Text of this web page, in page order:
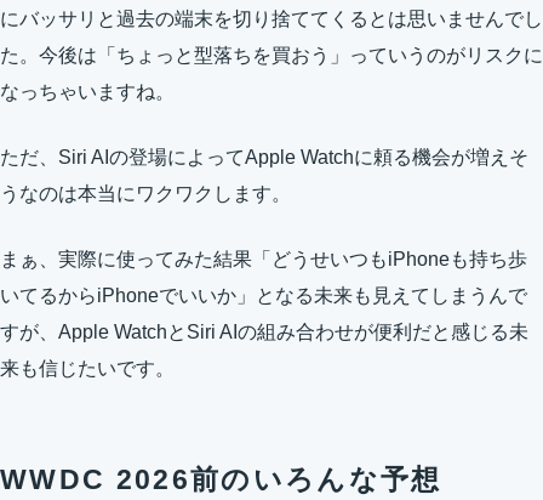
にバッサリと過去の端末を切り捨ててくるとは思いませんでし
た。今後は「ちょっと型落ちを買おう」っていうのがリスクに
なっちゃいますね。
ただ、Siri AIの登場によってApple Watchに頼る機会が増えそ
うなのは本当にワクワクします。
まぁ、実際に使ってみた結果「どうせいつもiPhoneも持ち歩
いてるからiPhoneでいいか」となる未来も見えてしまうんで
すが、Apple WatchとSiri AIの組み合わせが便利だと感じる未
来も信じたいです。
WWDC 2026前のいろんな予想